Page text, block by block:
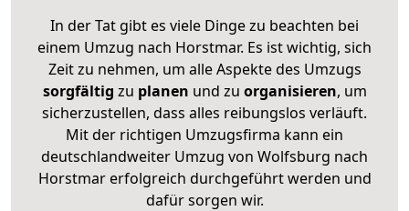
In der Tat gibt es viele Dinge zu beachten bei
einem Umzug nach Horstmar. Es ist wichtig, sich
Zeit zu nehmen, um alle Aspekte des Umzugs
sorgfältig zu planen und zu organisieren, um
sicherzustellen, dass alles reibungslos verläuft.
Mit der richtigen Umzugsfirma kann ein
deutschlandweiter Umzug von Wolfsburg nach
Horstmar erfolgreich durchgeführt werden und
dafür sorgen wir.